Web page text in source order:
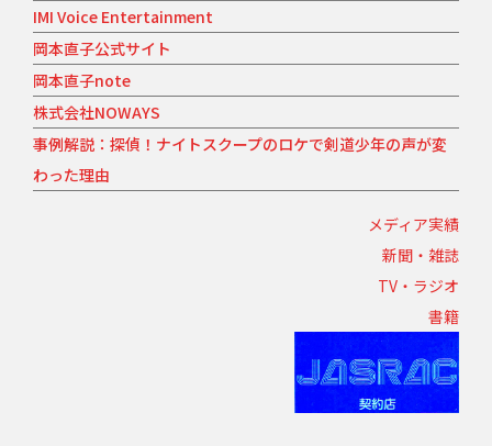
IMI Voice Entertainment
岡本直子公式サイト
岡本直子note
株式会社NOWAYS
事例解説：探偵！ナイトスクープのロケで剣道少年の声が変
わった理由
メディア実績
新聞・雑誌
TV・ラジオ
書籍